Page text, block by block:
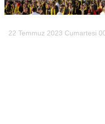
22 Temmuz 2023 Cumartesi